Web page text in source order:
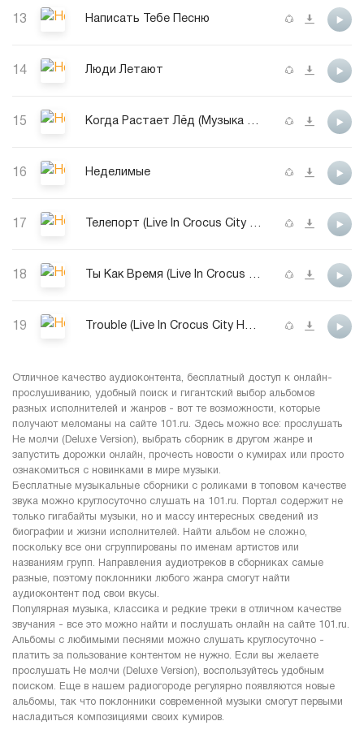
13 Написать Тебе Песню
14 Люди Летают
15 Когда Растает Лёд (Музыка Из Шоу «Снежный Король»)
16 Неделимые
17 Телепорт (Live In Crocus City Hall) (Live)
18 Ты Как Время (Live In Crocus City Hall) (Live)
19 Trouble (Live In Crocus City Hall) (Live)
Отличное качество аудиоконтента, бесплатный доступ к онлайн-
прослушиванию, удобный поиск и гигантский выбор альбомов
разных исполнителей и жанров - вот те возможности, которые
получают меломаны на сайте 101.ru. Здесь можно все: прослушать
Не молчи (Deluxe Version), выбрать сборник в другом жанре и
запустить дорожки онлайн, прочесть новости о кумирах или просто
ознакомиться с новинками в мире музыки.
Бесплатные музыкальные сборники с роликами в топовом качестве
звука можно круглосуточно слушать на 101.ru. Портал содержит не
только гигабайты музыки, но и массу интересных сведений из
биографии и жизни исполнителей. Найти альбом не сложно,
поскольку все они сгруппированы по именам артистов или
названиям групп. Направления аудиотреков в сборниках самые
разные, поэтому поклонники любого жанра смогут найти
аудиоконтент под свои вкусы.
Популярная музыка, классика и редкие треки в отличном качестве
звучания - все это можно найти и послушать онлайн на сайте 101.ru.
Альбомы с любимыми песнями можно слушать круглосуточно -
платить за пользование контентом не нужно. Если вы желаете
прослушать Не молчи (Deluxe Version), воспользуйтесь удобным
поиском. Еще в нашем радиогороде регулярно появляются новые
альбомы, так что поклонники современной музыки смогут первыми
насладиться композициями своих кумиров.